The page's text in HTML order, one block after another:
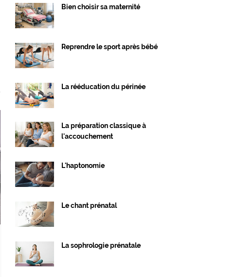
Bien choisir sa maternité
Reprendre le sport après bébé
La rééducation du périnée
La préparation classique à
l'accouchement
L'haptonomie
Le chant prénatal
La sophrologie prénatale